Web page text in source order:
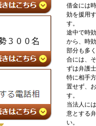
借金には
効を援用
す。
途中で時
から、時
部分も多
合には、
ずは弁護
特に相手
置せず、
す。
当法人に
意とする
い。